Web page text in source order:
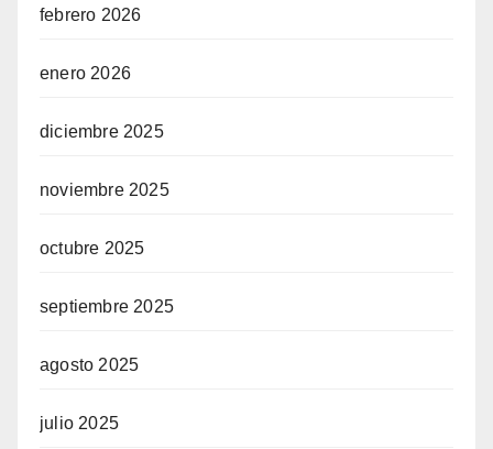
febrero 2026
enero 2026
diciembre 2025
noviembre 2025
octubre 2025
septiembre 2025
agosto 2025
julio 2025